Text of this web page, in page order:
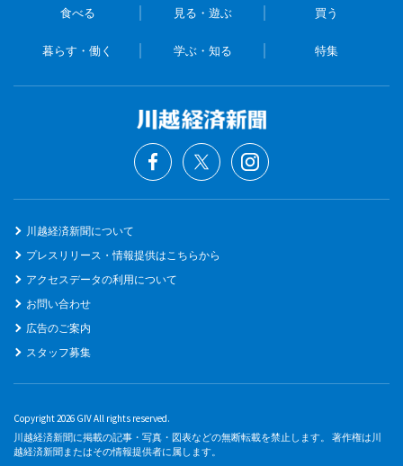
食べる 見る・遊ぶ 買う
暮らす・働く 学ぶ・知る 特集
川越経済新聞について
プレスリリース・情報提供はこちらから
アクセスデータの利用について
お問い合わせ
広告のご案内
スタッフ募集
Copyright 2026 GIV All rights reserved.
川越経済新聞に掲載の記事・写真・図表などの無断転載を禁止します。 著作権は川
越経済新聞またはその情報提供者に属します。